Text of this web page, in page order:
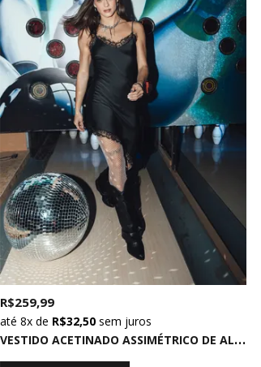
V
ESTIDO ACETINADO ASSIMÉTRICO DE ALCINHA COM RENDA PRETO
R$ 259,99
8xde R$ 32,50 sem juros